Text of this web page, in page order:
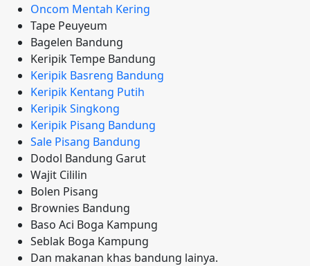
Oncom Mentah Kering
Tape Peuyeum
Bagelen Bandung
Keripik Tempe Bandung
Keripik Basreng Bandung
Keripik Kentang Putih
Keripik Singkong
Keripik Pisang Bandung
Sale Pisang Bandung
Dodol Bandung Garut
Wajit Cililin
Bolen Pisang
Brownies Bandung
Baso Aci Boga Kampung
Seblak Boga Kampung
Dan makanan khas bandung lainya.